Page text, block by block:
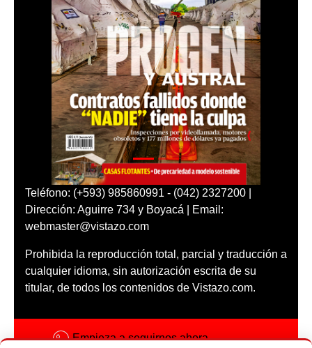
Teléfono: (+593) 985860991 - (042) 2327200 |
Dirección: Aguirre 734 y Boyacá | Email:
webmaster@vistazo.com
Prohibida la reproducción total, parcial y traducción a
cualquier idioma, sin autorización escrita de su
titular, de todos los contenidos de Vistazo.com.
Empieza a seguirnos ahora